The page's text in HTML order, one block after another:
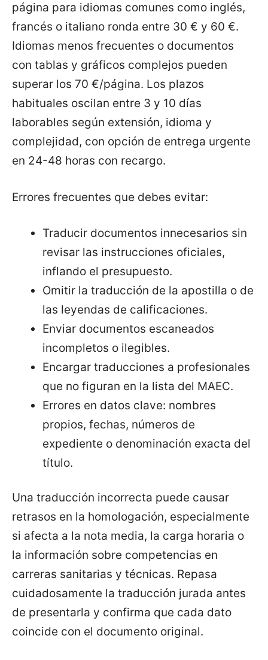
página para idiomas comunes como inglés,
francés o italiano ronda entre 30 € y 60 €.
Idiomas menos frecuentes o documentos
con tablas y gráficos complejos pueden
superar los 70 €/página. Los plazos
habituales oscilan entre 3 y 10 días
laborables según extensión, idioma y
complejidad, con opción de entrega urgente
en 24-48 horas con recargo.
Errores frecuentes que debes evitar:
Traducir documentos innecesarios sin
revisar las instrucciones oficiales,
inflando el presupuesto.
Omitir la traducción de la apostilla o de
las leyendas de calificaciones.
Enviar documentos escaneados
incompletos o ilegibles.
Encargar traducciones a profesionales
que no figuran en la lista del MAEC.
Errores en datos clave: nombres
propios, fechas, números de
expediente o denominación exacta del
título.
Una traducción incorrecta puede causar
retrasos en la homologación, especialmente
si afecta a la nota media, la carga horaria o
la información sobre competencias en
carreras sanitarias y técnicas. Repasa
cuidadosamente la traducción jurada antes
de presentarla y confirma que cada dato
coincide con el documento original.